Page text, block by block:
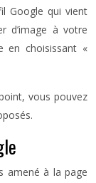
Google qui vient
d’image à votre
en choisissant «
vous pouvez
amené à la page